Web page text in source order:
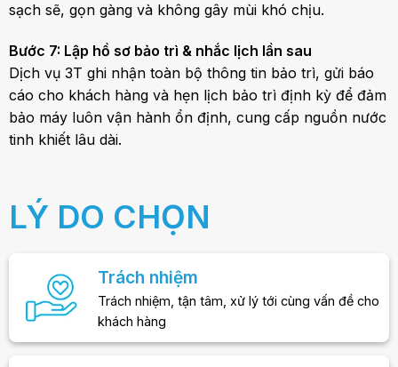
sạch sẽ, gọn gàng và không gây mùi khó chịu.
Bước 7: Lập hồ sơ bảo trì & nhắc lịch lần sau
Dịch vụ 3T ghi nhận toàn bộ thông tin bảo trì, gửi báo
cáo cho khách hàng và hẹn lịch bảo trì định kỳ để đảm
bảo máy luôn vận hành ổn định, cung cấp nguồn nước
tinh khiết lâu dài.
LÝ DO CHỌN
Trách nhiệm
Trách nhiệm, tận tâm, xử lý tới cùng vấn đề cho
khách hàng